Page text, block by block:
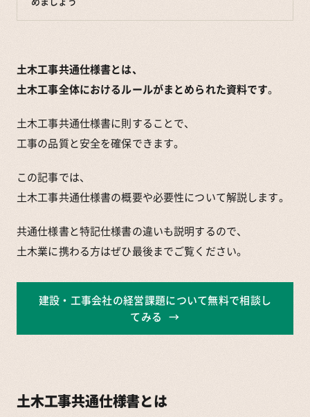
土木工事共通仕様書とは、
土木工事全体におけるルールがまとめられた資料です。
土木工事共通仕様書に則することで、
工事の品質と安全を確保できます。
この記事では、
土木工事共通仕様書の概要や必要性について解説します。
共通仕様書と特記仕様書の違いも説明するので、
土木業に携わる方はぜひ最後までご覧ください。
建設・工事会社の経営課題について無料で相談し
てみる
土木工事共通仕様書とは